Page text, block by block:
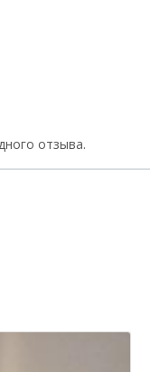
отзыва.